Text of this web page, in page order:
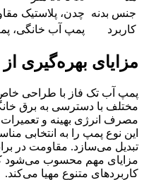
جنس بدنه
چدن، پلاستیک
کاربرد
پمپ آب خانگی،
مزایای بهره‌گیری
پمپ آب تک فاز با طراحی
مختلف با دسترسی به برق
مصرف انرژی بهینه و
این نوع پمپ را به انتخابی
تبدیل می‌سازد. مقاومت در
مزایای مهم محسوب می‌شود
کاربردهای متنوع مهیا می‌کند.